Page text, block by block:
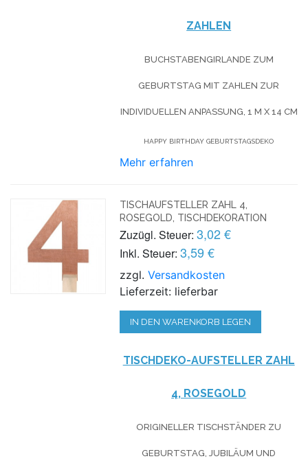
ZAHLEN
BUCHSTABENGIRLANDE ZUM
GEBURTSTAG MIT ZAHLEN ZUR
INDIVIDUELLEN ANPASSUNG, 1 M X 14 CM
HAPPY BIRTHDAY GEBURTSTAGSDEKO
Mehr erfahren
TISCHAUFSTELLER ZAHL 4,
ROSEGOLD, TISCHDEKORATION
Zuzügl. Steuer: 3,02 €
Inkl. Steuer: 3,59 €
zzgl.Versandkosten
Lieferzeit: lieferbar
IN DEN WARENKORB LEGEN
TISCHDEKO-AUFSTELLER ZAHL
4, ROSEGOLD
ORIGINELLER TISCHSTÄNDER ZU
GEBURTSTAG, JUBILÄUM UND